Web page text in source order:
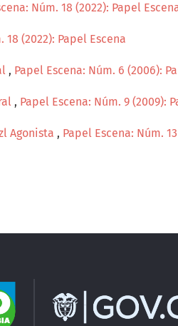
Núm. 18 (2022): Papel
18 (2022): Papel Escena
, Papel Escena: Núm. 6 (2006):
, Papel Escena: Núm. 9 (2009):
Agonista , Papel Escena: Núm.